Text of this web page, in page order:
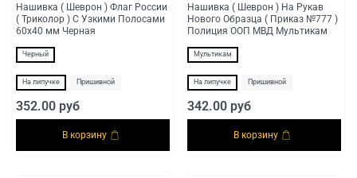
Нашивка ( Шеврон ) Флаг России
( Триколор ) С Узкими Полосами
60х40 мм Черная
Черный
На липучке Пришивной
352.00 руб
В корзину
Нашивка ( Шеврон ) На Рукав
Нового Образца ( Приказ №777 )
Полиция ООП МВД Мультикам
Мультикам
На липучке Пришивной
342.00 руб
В корзину